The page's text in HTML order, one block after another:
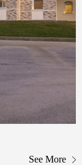
See More